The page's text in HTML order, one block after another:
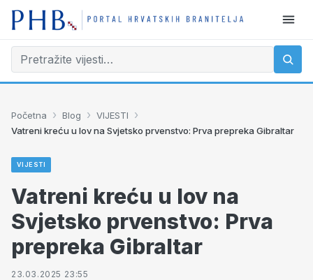
Početna › Blog › VIJESTI ›
Vatreni kreću u lov na Svjetsko prvenstvo: Prva prepreka Gibraltar
VIJESTI
Vatreni kreću u lov na
Svjetsko prvenstvo: Prva
prepreka Gibraltar
23.03.2025 23:55